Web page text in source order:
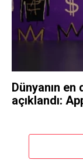
Dünyanın
açıklandı: